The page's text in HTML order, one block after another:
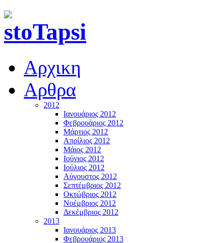
Αρχικη
Αρθρα
2012
Ιανουάριος 2012
Φεβρουάριος 2012
Μάρτιος 2012
Απρίλιος 2012
Μάιος 2012
Ιούνιος 2012
Ιούλιος 2012
Αύγουστος 2012
Σεπτέμβριος 2012
Οκτώβριος 2012
Νοέμβριος 2012
Δεκέμβριος 2012
2013
Ιανουάριος 2013
Φεβρουάριος 2013